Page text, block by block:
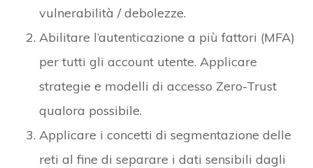
vulnerabilità / debolezze.
Abilitare l’autenticazione a più fattori (MFA)
per tutti gli account utente. Applicare
strategie e modelli di accesso Zero-Trust
qualora possibile.
Applicare i concetti di segmentazione delle
reti al fine di separare i dati sensibili dagli